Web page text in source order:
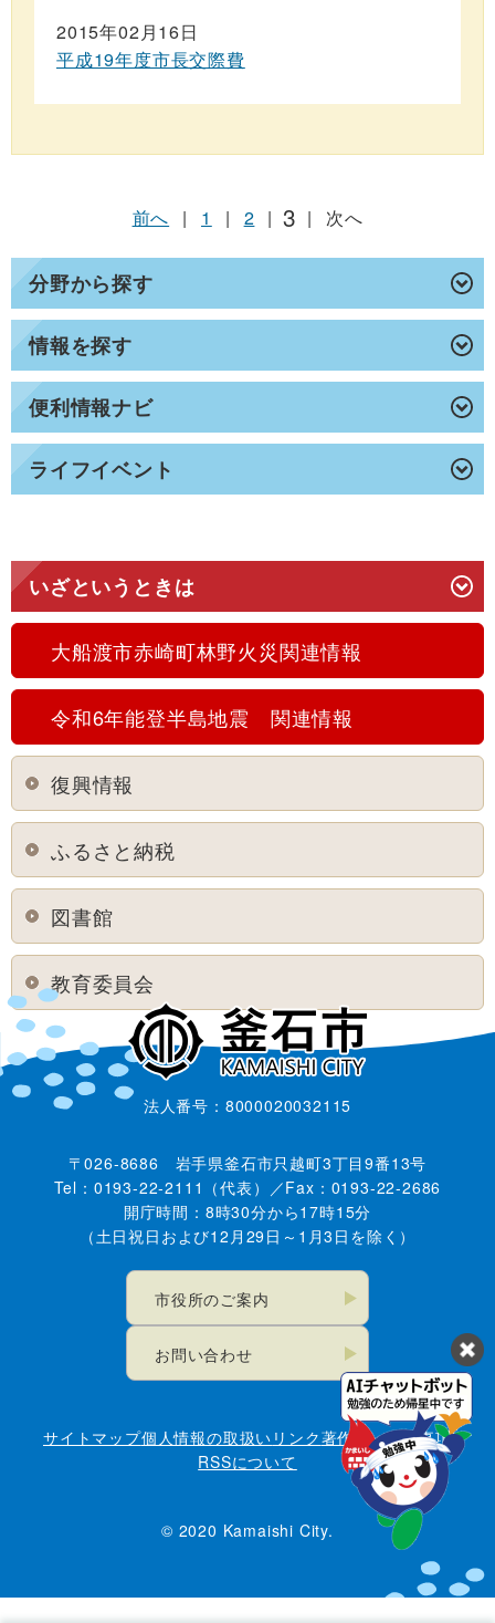
分野から探す
情報を探す
便利情報ナビ
ライフイベント
2015年02月16日
平成19年度市長交際費
前へ | 1 | 2 | 3 | 次へ
いざというときは
大船渡市赤崎町林野火災関連情報
令和6年能登半島地震 関連情報
復興情報
ふるさと納税
図書館
教育委員会
法人番号：8000020032115
〒026-8686 岩手県釜石市只越町3丁目9番13号
Tel：0193-22-2111（代表）／Fax：0193-22-2686
開庁時間：8時30分から17時15分
（土日祝日および12月29日～1月3日を除く）
市役所のご案内
お問い合わせ
サイトマップ個人情報の取扱い リンク著作権・免責事項
RSSについて
© 2020 Kamaishi City.